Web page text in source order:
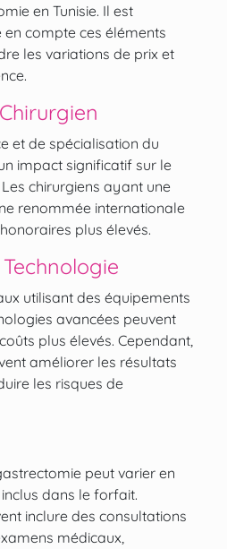
en Tunisie. Il est
compte ces éléments
les variations de prix et
et de spécialisation du
impact significatif sur le
chirurgiens ayant une
renommée internationale
plus élevés.
utilisant des équipements
avancées peuvent
plus élevés. Cependant,
améliorer les résultats
les risques de
peut varier en
dans le forfait.
inclure des consultations
médicaux,